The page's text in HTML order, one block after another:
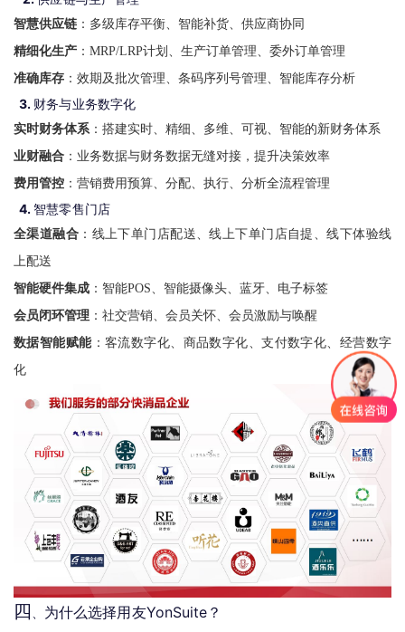
智慧供应链 ：多级库存平衡、智能补货、供应商协同
精细化生产 ：MRP/LRP计划、生产订单管理、委外订单管理
准确库存 ：效期及批次管理、条码序列号管理、智能库存分析
3. 财务与业务数字化
实时财务体系：搭建实时、精细、多维、可视、智能的新财务体系
业财融合 ：业务数据与财务数据无缝对接，提升决策效率
费用管控 ：营销费用预算、分配、执行、分析全流程管理
4.智慧零售门店
全渠道融合 ：线上下单门店配送、线上下单门店自提、线下体验线
上配送
智能硬件集成 ：智能POS、智能摄像头、蓝牙、电子标签
会员闭环管理 ：社交营销、会员关怀、会员激励与唤醒
数据智能赋能：客流数字化、商品数字化、支付数字化、经营数字
化
四 、 为什么选择用友YonSuite？